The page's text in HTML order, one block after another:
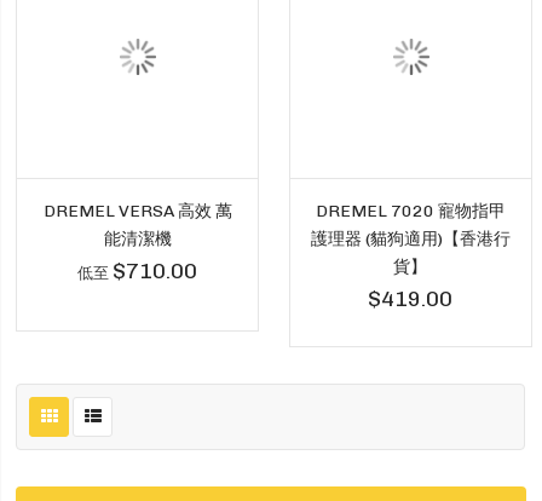
DREMEL VERSA 高效 萬
能清潔機
低至 $710.00
DREMEL 7020 寵物指甲
護理器 (貓狗適用)【香港行
貨】
$419.00